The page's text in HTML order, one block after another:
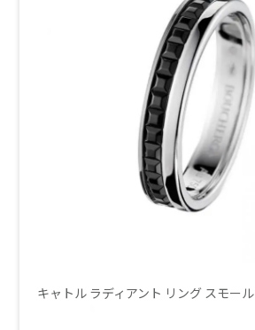
キャトル ラディアント リング スモール